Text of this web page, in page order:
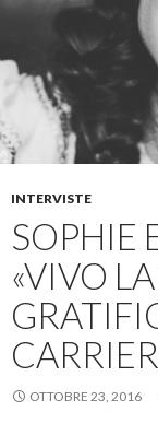
INTERVISTE
SOPHIE
«VIVO
OTTOBRE 23, 2016